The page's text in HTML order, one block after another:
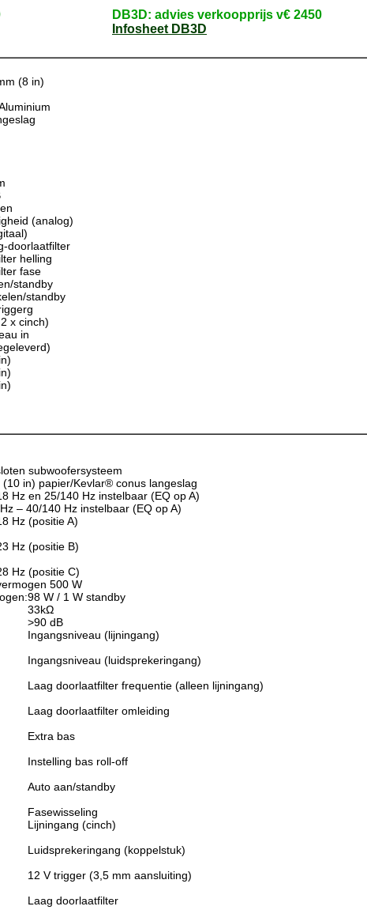
DB3D: advies verkoopprijs v€ 2450
Infosheet DB3D
(8 in)
(analog)
doorlaatfilter
helling
fase
standby
standby
x cinch)
in
subwoofersysteem
(10 in) papier/Kevlar® conus langeslag
Hz en 25/140 Hz instelbaar (EQ op A)
– 40/140 Hz instelbaar (EQ op A)
Hz (positie A)
Hz (positie B)
Hz (positie C)
500 W
98 W / 1 W standby
33kΩ
>90 dB
Ingangsniveau (lijningang)
Ingangsniveau (luidsprekeringang)
Laag doorlaatfilter frequentie (alleen lijningang)
Laag doorlaatfilter omleiding
Extra bas
Instelling bas roll-off
Auto aan/standby
Fasewisseling
Lijningang (cinch)
Luidsprekeringang (koppelstuk)
12 V trigger (3,5 mm aansluiting)
Laag doorlaatfilter